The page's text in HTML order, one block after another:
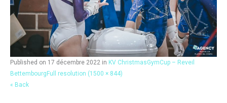
Published on 17 décembre 2022 in KV ChristmasGymCup – Reveil
Bettembourg Full resolution (1500 × 844)
« Back